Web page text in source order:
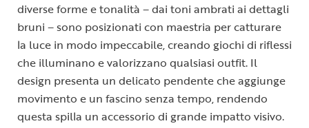
diverse forme e tonalità – dai toni ambrati ai dettagli
bruni – sono posizionati con maestria per catturare
la luce in modo impeccabile, creando giochi di riflessi
che illuminano e valorizzano qualsiasi outfit. Il
design presenta un delicato pendente che aggiunge
movimento e un fascino senza tempo, rendendo
questa spilla un accessorio di grande impatto visivo.